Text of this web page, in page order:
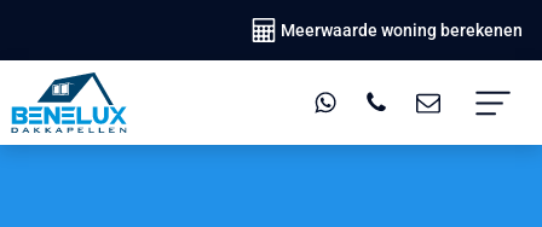
Meerwaarde woning berekenen